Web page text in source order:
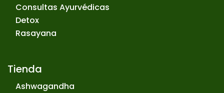
Consultas Ayurvédicas
Detox
Rasayana
Tienda
Ashwagandha